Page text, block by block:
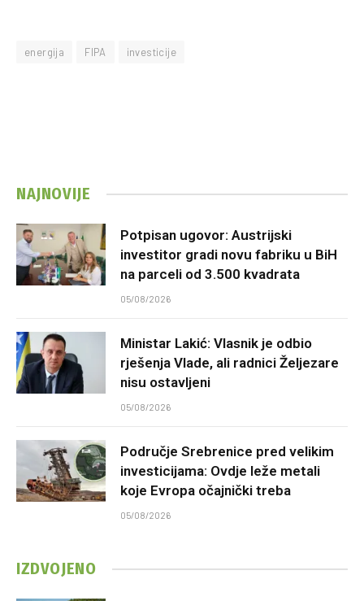
energija FIPA investicije
NAJNOVIJE
Potpisan ugovor: Austrijski
investitor gradi novu fabriku u BiH
na parceli od 3.500 kvadrata
05/08/2026
Ministar Lakić: Vlasnik je odbio
rješenja Vlade, ali radnici Željezare
nisu ostavljeni
05/08/2026
Područje Srebrenice pred velikim
investicijama: Ovdje leže metali
koje Evropa očajnički treba
05/08/2026
IZDVOJENO